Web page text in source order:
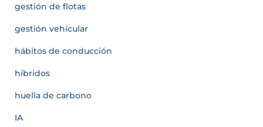
gestión de flotas
gestión vehicular
hábitos de conducción
híbridos
huella de carbono
IA